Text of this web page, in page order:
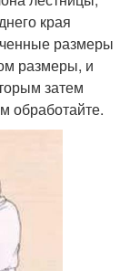
края
размеры
размеры, и
затем
обработайте.